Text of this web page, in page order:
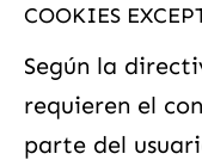
COOKIES
Según la
requieren el
parte del